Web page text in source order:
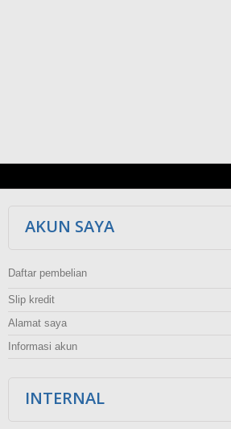
AKUN SAYA
Daftar pembelian
Slip kredit
Alamat saya
Informasi akun
INTERNAL